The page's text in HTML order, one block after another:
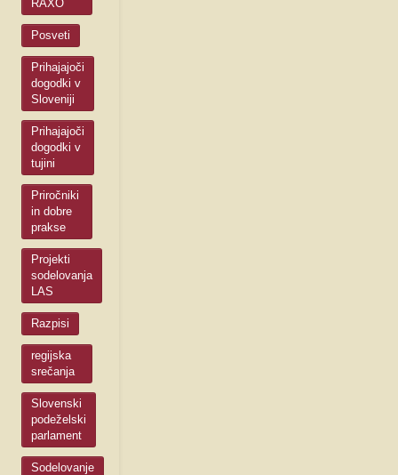
RAXO
Posveti
Prihajajoči
dogodki v
Sloveniji
Prihajajoči
dogodki v
tujini
Priročniki
in dobre
prakse
Projekti
sodelovanja
LAS
Razpisi
regijska
srečanja
Slovenski
podeželski
parlament
Sodelovanje